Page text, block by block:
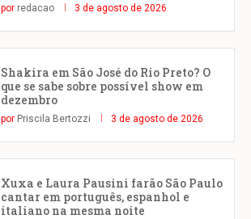
por redacao 3 de agosto de 2026
Shakira em São José do Rio Preto? O
que se sabe sobre possível show em
dezembro
por Priscila Bertozzi 3 de agosto de 2026
Xuxa e Laura Pausini farão São Paulo
cantar em português, espanhol e
italiano na mesma noite